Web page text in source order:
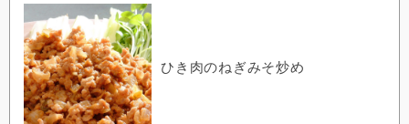
ひき肉のねぎみそ炒め